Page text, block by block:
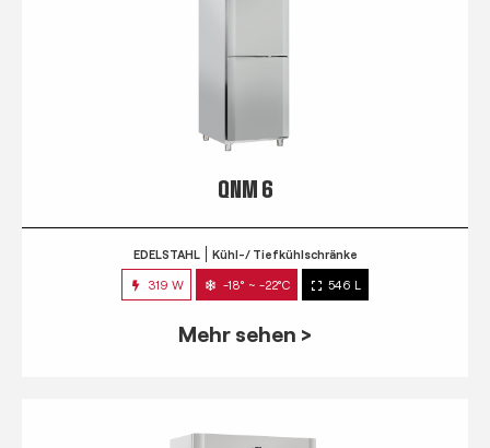
QNM 6
EDELSTAHL Kühl-/ Tiefkühlschränke
319 W -18° ~ -22°C 546 L
Mehr sehen >